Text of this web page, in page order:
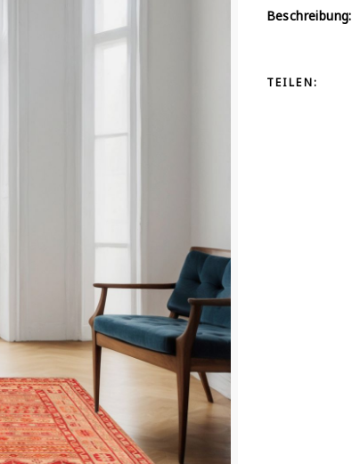
Beschreibung:
TEILEN: